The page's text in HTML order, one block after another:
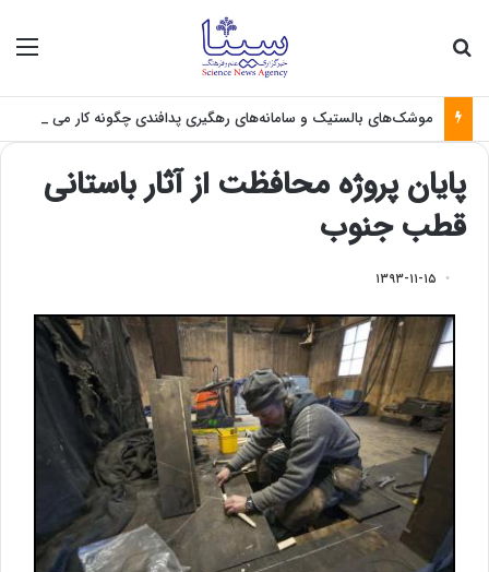
موشک‌های بالستیک و سامانه‌های رهگیری پدافندی چگونه کار می کنند؟
پایان پروژه محافظت از آثار باستانی
قطب جنوب
۱۳۹۳-۱۱-۱۵